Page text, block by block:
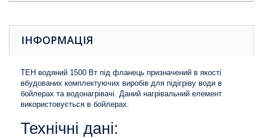
ІНФОРМАЦІЯ
ТЕН водяний 1500 Вт під фланець призначений в якості
вбудованих комплектуючих виробів для підігріву води в
бойлерах та водонагрівачі. Даний нагрівальний елемент
використовується в бойлерах.
Технічні дані: